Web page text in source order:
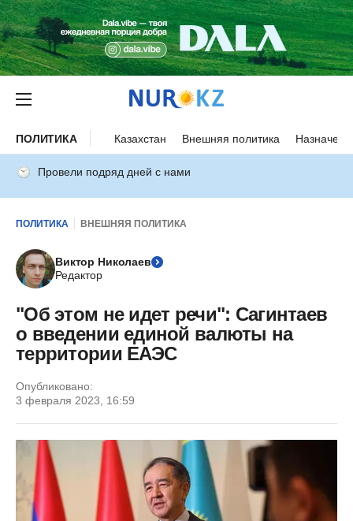
ПОЛИТИКА Казахстан Внешняя политика
Провели подряд дней с нами
ПОЛИТИКА ВНЕШНЯЯ ПОЛИТИКА
Виктор Николаев
Редактор
"Об этом не идет речи": Сагинтаев
о введении единой валюты на
территории ЕАЭС
Опубликовано:
3 февраля 2023, 16:59